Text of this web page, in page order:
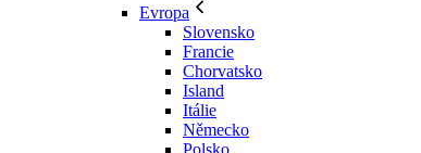
Evropa
Slovensko
Francie
Chorvatsko
Island
Itálie
Německo
Polsko